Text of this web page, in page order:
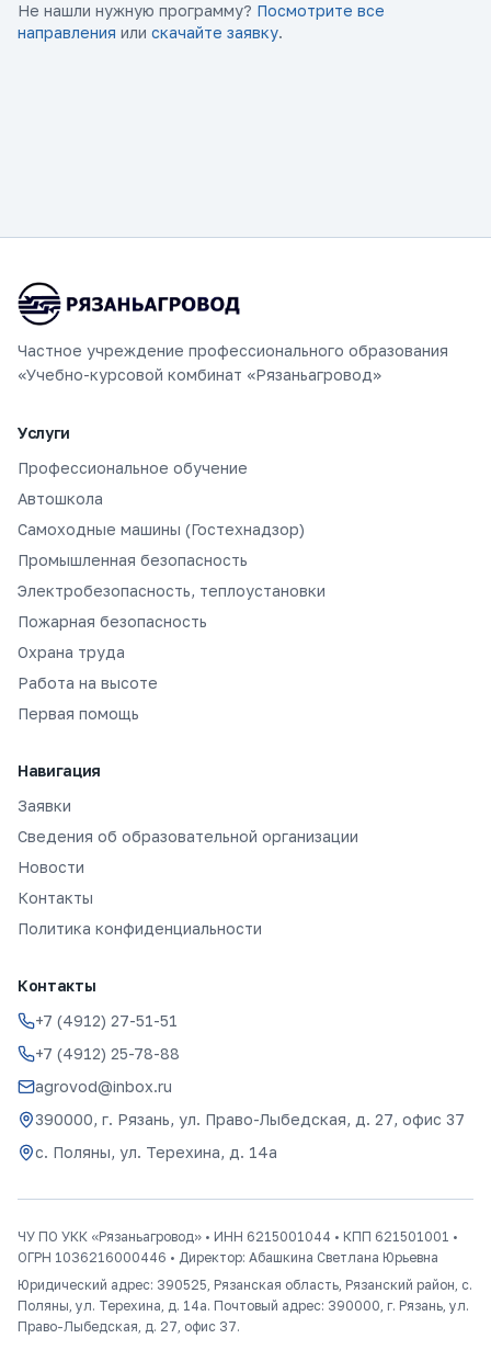
Не нашли нужную программу? Посмотрите все
направления или скачайте заявку.
Частное учреждение профессионального образования
«Учебно-курсовой комбинат «Рязаньагровод»
Услуги
Профессиональное обучение
Автошкола
Самоходные машины (Гостехнадзор)
Промышленная безопасность
Электробезопасность, теплоустановки
Пожарная безопасность
Охрана труда
Работа на высоте
Первая помощь
Навигация
Заявки
Сведения об образовательной организации
Новости
Контакты
Политика конфиденциальности
Контакты
+7 (4912) 27-51-51
+7 (4912) 25-78-88
agrovod@inbox.ru
390000, г. Рязань, ул. Право-Лыбедская, д. 27, офис 37
с. Поляны, ул. Терехина, д. 14а
ЧУ ПО УКК «Рязаньагровод» • ИНН 6215001044 • КПП 621501001 •
ОГРН 1036216000446 • Директор: Абашкина Светлана Юрьевна
Юридический адрес: 390525, Рязанская область, Рязанский район, с.
Поляны, ул. Терехина, д. 14а. Почтовый адрес: 390000, г. Рязань, ул.
Право-Лыбедская, д. 27, офис 37.